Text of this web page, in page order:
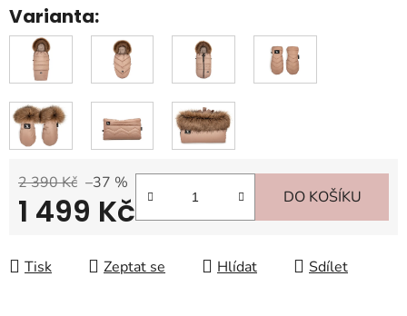
Varianta:
2 390 Kč –37 %
1 499 Kč DO KOŠÍKU
Tisk Zeptat se Hlídat Sdílet